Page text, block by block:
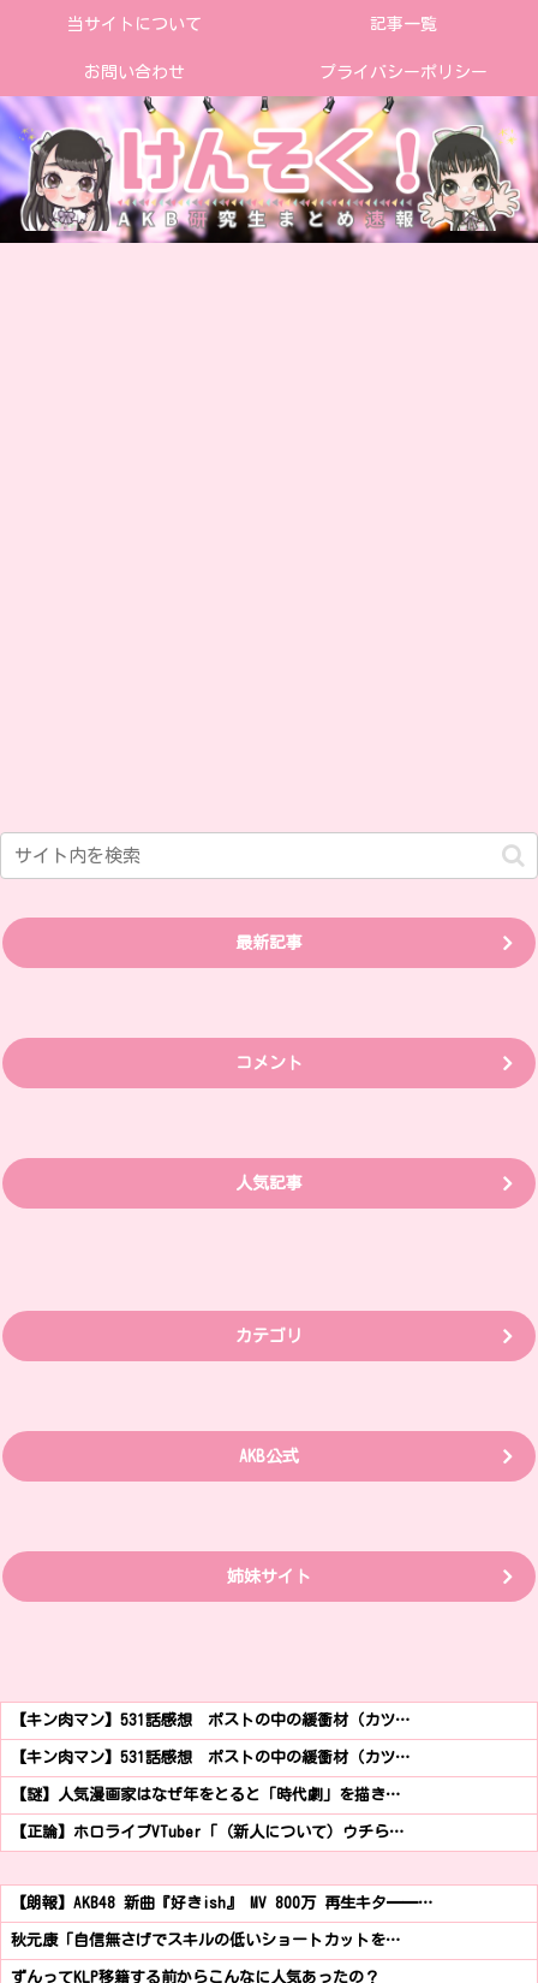
当サイトについて 記事一覧
お問い合わせ プライバシーポリシー
最新記事
コメント
人気記事
カテゴリ
AKB公式
姉妹サイト
【キン肉マン】531話感想 ポストの中の緩衝材（カツ…
【キン肉マン】531話感想 ポストの中の緩衝材（カツ…
【謎】人気漫画家はなぜ年をとると「時代劇」を描き…
【正論】ホロライブVTuber「（新人について）ウチら…
【朗報】AKB48 新曲『好きish』 MV 800万 再生キタ━━…
秋元康「自信無さげでスキルの低いショートカットを…
ずんってKLP移籍する前からこんなに人気あったの？